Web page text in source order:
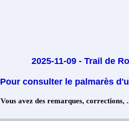
2025-11-09 - Trail de
Pour consulter le palmarès
Vous avez des remarques, corrections,